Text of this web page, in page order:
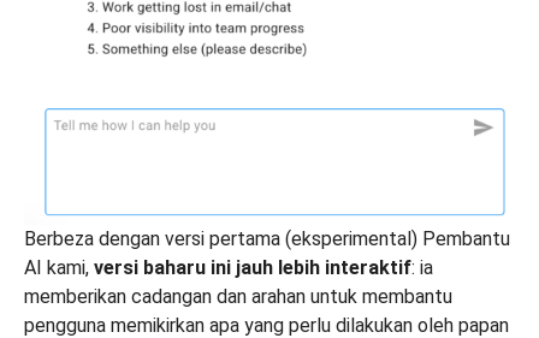
Berbeza dengan versi pertama (eksperimental) Pembantu
AI kami, versi baharu ini jauh lebih interaktif: ia
memberikan cadangan dan arahan untuk membantu
pengguna memikirkan apa yang perlu dilakukan oleh papan